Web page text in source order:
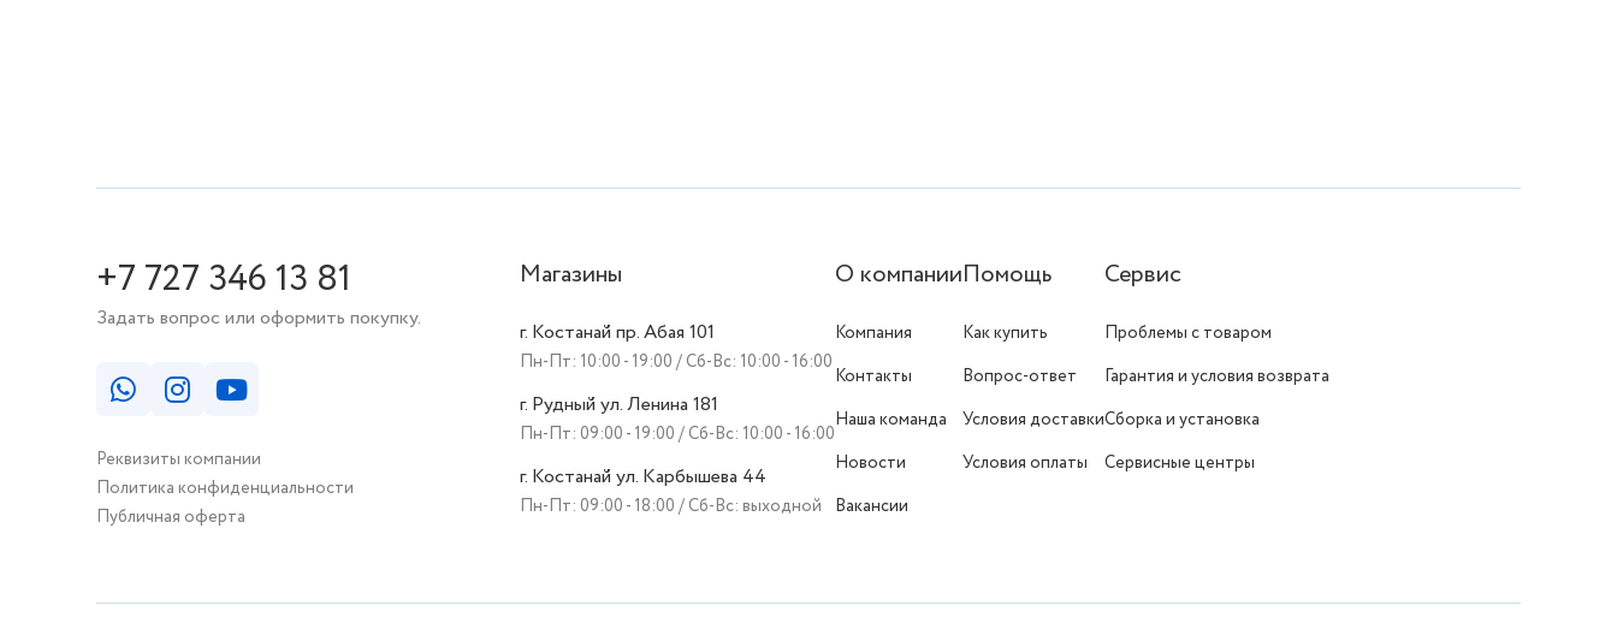
+7 727 346 13 81
Задать вопрос или оформить покупку.
Реквизиты компании
Политика конфиденциальности
Публичная оферта
Магазины
г. Костанай пр. Абая 101
Пн-Пт: 10:00 - 19:00 / Сб-Вс: 10:00 - 16:00
г. Рудный ул. Ленина 181
Пн-Пт: 09:00 - 19:00 / Сб-Вс: 10:00 - 16:00
г. Костанай ул. Карбышева 44
Пн-Пт: 09:00 - 18:00 / Сб-Вс: выходной
О компании
Компания
Контакты
Наша команда
Новости
Вакансии
Помощь
Как купить
Вопрос-ответ
Условия доставки
Условия оплаты
Сервис
Проблемы с товаром
Гарантия и условия возврата
Сборка и установка
Сервисные центры